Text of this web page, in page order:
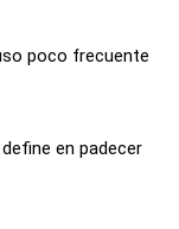
poco frecuente
en padecer